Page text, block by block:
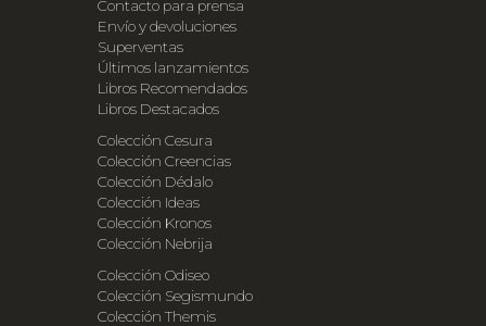
Contacto para prensa
Envío y devoluciones
Superventas
Últimos lanzamientos
Libros Recomendados
Libros Destacados
Colección Cesura
Colección Creencias
Colección Dédalo
Colección Ideas
Colección Kronos
Colección Nebrija
Colección Odiseo
Colección Segismundo
Colección Themis